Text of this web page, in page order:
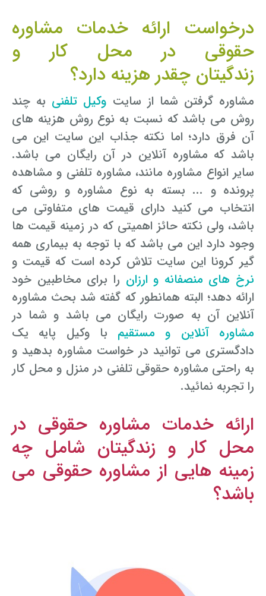
درخواست ارائه خدمات مشاوره
حقوقی در محل کار و
زندگیتان چقدر هزینه دارد؟
مشاوره گرفتن شما از سایت وکیل تلفنی به چند
روش می باشد که نسبت به نوع روش هزینه های
آن فرق دارد؛ اما نکته جذاب این سایت این می
باشد که مشاوره آنلاین در آن رایگان می باشد.
سایر انواع مشاوره مانند، مشاوره تلفنی و مشاهده
پرونده و ... بسته به نوع مشاوره و روشی که
انتخاب می کنید دارای قیمت های متفاوتی می
باشد، ولی نکته حائز اهمیتی که در زمینه قیمت ها
وجود دارد این می باشد که با توجه به بیماری همه
گیر کرونا این سایت تلاش کرده است که قیمت و
نرخ های منصفانه و ارزان را برای مخاطبین خود
ارائه دهد؛ البته همانطور که گفته شد بحث مشاوره
آنلاین آن به صورت رایگان می باشد و شما در
مشاوره آنلاین و مستقیم با وکیل پایه یک
دادگستری می توانید در خواست مشاوره بدهید و
به راحتی مشاوره حقوقی تلفنی در منزل و محل کار
را تجربه نمائید.
ارائه خدمات مشاوره حقوقی در
محل کار و زندگیتان شامل چه
زمینه هایی از مشاوره حقوقی می
باشد؟